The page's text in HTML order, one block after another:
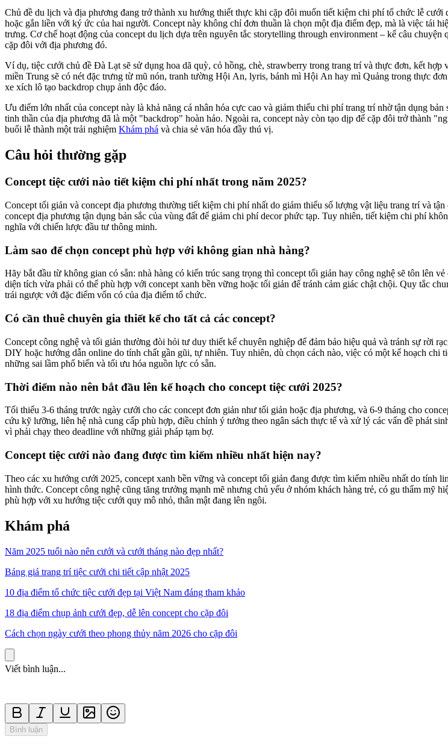
Chủ đề du lịch và địa phương đang trở thành xu hướng thiết thực khi cặp đôi muốn tiết kiệm chi phí tổ chức lễ
hoặc gắn liền với ký ức của hai người. Concept này không chỉ đơn thuần là chọn một địa điểm đẹp, mà là việc tái
trưng. Cơ chế hoạt động của concept du lịch dựa trên nguyên tắc storytelling through environment – kể câu
cặp đôi với địa phương đó.
Ví dụ, tiệc cưới chủ đề Đà Lạt sẽ sử dụng hoa dã quỳ, cỏ hồng, chè, strawberry trong trang trí và thực đơn, kết
miền Trung sẽ có nét đặc trưng từ mũ nón, tranh tường Hội An, lyris, bánh mì Hội An hay mì Quảng trong thực
xe xích lô tạo backdrop chụp ảnh độc đáo.
Ưu điểm lớn nhất của concept này là khả năng cá nhân hóa cực cao và giảm thiểu chi phí trang trí nhờ tận dụng
tinh thần của địa phương đã là một "backdrop" hoàn hảo. Ngoài ra, concept này còn tạo dịp để cặp đôi trở thành
buổi lễ thành một trải nghiệm Khám phá và chia sẻ văn hóa đầy thú vị.
Câu hỏi thường gặp
Concept tiệc cưới nào tiết kiệm chi phí nhất trong năm 2025?
Concept tối giản và concept địa phương thường tiết kiệm chi phí nhất do giảm thiểu số lượng vật liệu trang trí và
concept địa phương tận dụng bản sắc của vùng đất để giảm chi phí decor phức tạp. Tuy nhiên, tiết kiệm chi phí
nghĩa với chiến lược đầu tư thông minh.
Làm sao để chọn concept phù hợp với không gian nhà hàng?
Hãy bắt đầu từ không gian có sẵn: nhà hàng có kiến trúc sang trọng thì concept tối giản hay công nghệ sẽ tôn lên
diện tích vừa phải có thể phù hợp với concept xanh bền vững hoặc tối giản để tránh cảm giác chật chội. Quy tắc
trái ngược với đặc điểm vốn có của địa điểm tổ chức.
Có cần thuê chuyên gia thiết kế cho tất cả các concept?
Concept công nghệ và tối giản thường đòi hỏi tư duy thiết kế chuyên nghiệp để đảm bảo hiệu quả và tránh sự rời
DIY hoặc hướng dẫn online do tính chất gần gũi, tự nhiên. Tuy nhiên, dù chọn cách nào, việc có một kế hoạch
những sai lầm phổ biến và tối ưu hóa nguồn lực có sẵn.
Thời điểm nào nên bắt đầu lên kế hoạch cho concept tiệc cưới 2025?
Tối thiểu 3-6 tháng trước ngày cưới cho các concept đơn giản như tối giản hoặc địa phương, và 6-9 tháng cho
cứu kỹ lưỡng, liên hệ nhà cung cấp phù hợp, điều chỉnh ý tưởng theo ngân sách thực tế và xử lý các vấn đề phát
vì phải chạy theo deadline với những giải pháp tạm bợ.
Concept tiệc cưới nào đang được tìm kiếm nhiều nhất hiện nay?
Theo các xu hướng cưới 2025, concept xanh bền vững và concept tối giản đang được tìm kiếm nhiều nhất do tính
hình thức. Concept công nghệ cũng tăng trưởng mạnh mẽ nhưng chủ yếu ở nhóm khách hàng trẻ, có gu thẩm mỹ
phù hợp với xu hướng tiệc cưới quy mô nhỏ, thân mật đang lên ngôi.
Khám phá
Năm 2025 tuổi nào nên cưới và cưới tháng nào đẹp nhất?
Bảng giá trang trí tiệc cưới chi tiết cập nhật 2025
10 địa điểm tổ chức tiệc cưới đẹp tại Việt Nam đáng tham khảo
18 địa điểm chụp ảnh cưới đẹp, dễ lên concept cho cặp đôi
Cách chọn ngày cưới theo phong thủy năm 2026 cho cặp đôi
Viết bình luận...
Bình luận